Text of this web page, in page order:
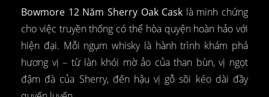
Bowmore 12 Năm Sherry Oak Cask là minh chứng
cho việc truyền thống có thể hòa quyện hoàn hảo với
hiện đại. Mỗi ngụm whisky là hành trình khám phá
hương vị – từ làn khói mờ ảo của than bùn, vị ngọt
đậm đà của Sherry, đến hậu vị gỗ sồi kéo dài đầy